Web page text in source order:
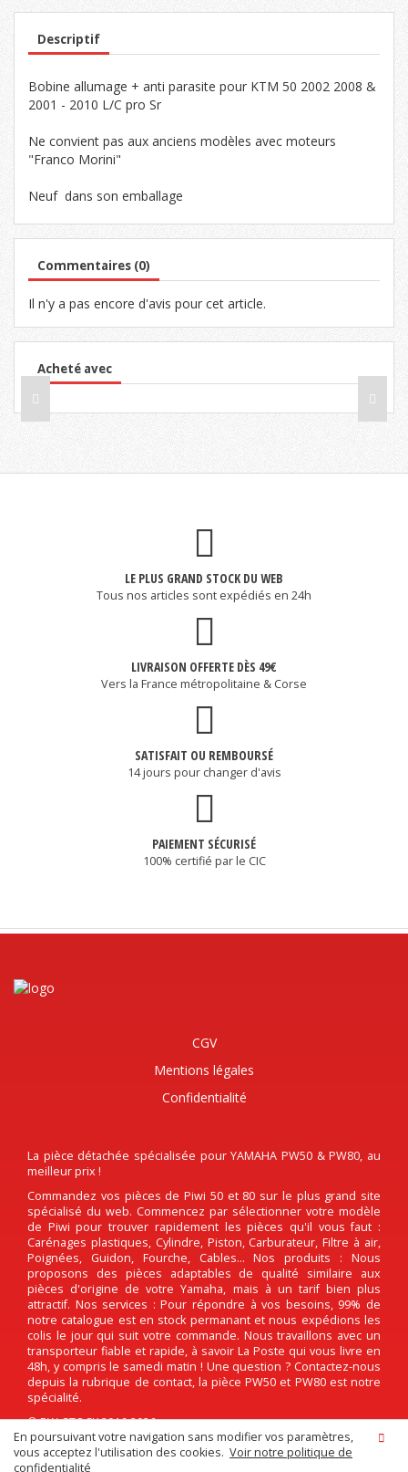
Descriptif
Bobine allumage + anti parasite pour KTM 50 2002 2008 &
2001 - 2010 L/C pro Sr
Ne convient pas aux anciens modèles avec moteurs
"Franco Morini"
Neuf dans son emballage
Commentaires (0)
Il n'y a pas encore d'avis pour cet article.
Acheté avec
LE PLUS GRAND STOCK DU WEB
Tous nos articles sont expédiés en 24h
LIVRAISON OFFERTE DÈS 49€
Vers la France métropolitaine & Corse
SATISFAIT OU REMBOURSÉ
14 jours pour changer d'avis
PAIEMENT SÉCURISÉ
100% certifié par le CIC
CGV
Mentions légales
Confidentialité
La pièce détachée spécialisée pour YAMAHA PW50 & PW80, au
meilleur prix !
Commandez vos pièces de Piwi 50 et 80 sur le plus grand site
spécialisé du web. Commencez par sélectionner votre modèle
de Piwi pour trouver rapidement les pièces qu'il vous faut :
Carénages plastiques, Cylindre, Piston, Carburateur, Filtre à air,
Poignées, Guidon, Fourche, Cables... Nos produits : Nous
proposons des pièces adaptables de qualité similaire aux
pièces d'origine de votre Yamaha, mais à un tarif bien plus
attractif. Nos services : Pour répondre à vos besoins, 99% de
notre catalogue est en stock permanant et nous expédions les
colis le jour qui suit votre commande. Nous travaillons avec un
transporteur fiable et rapide, à savoir La Poste qui vous livre en
48h, y compris le samedi matin ! Une question ? Contactez-nous
depuis la rubrique de contact, la pièce PW50 et PW80 est notre
spécialité.
© PW-STOCK 2016-2026
En poursuivant votre navigation sans modifier vos paramètres,
vous acceptez l'utilisation des cookies. Voir notre politique de
confidentialité